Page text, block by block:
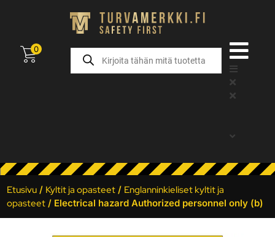
0
Etusivu / Kyltit ja opasteet / Englanninkieliset kyltit ja
opasteet / Electrical hazard Authorized personnel only (b)